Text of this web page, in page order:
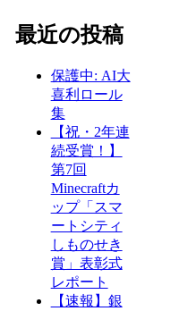
最近の投稿
保護中: AI大
喜利ロール
集
【祝・2年連
続受賞！】
第7回
Minecraftカ
ップ「スマ
ートシティ
しものせき
賞」表彰式
レポート
【速報】銀